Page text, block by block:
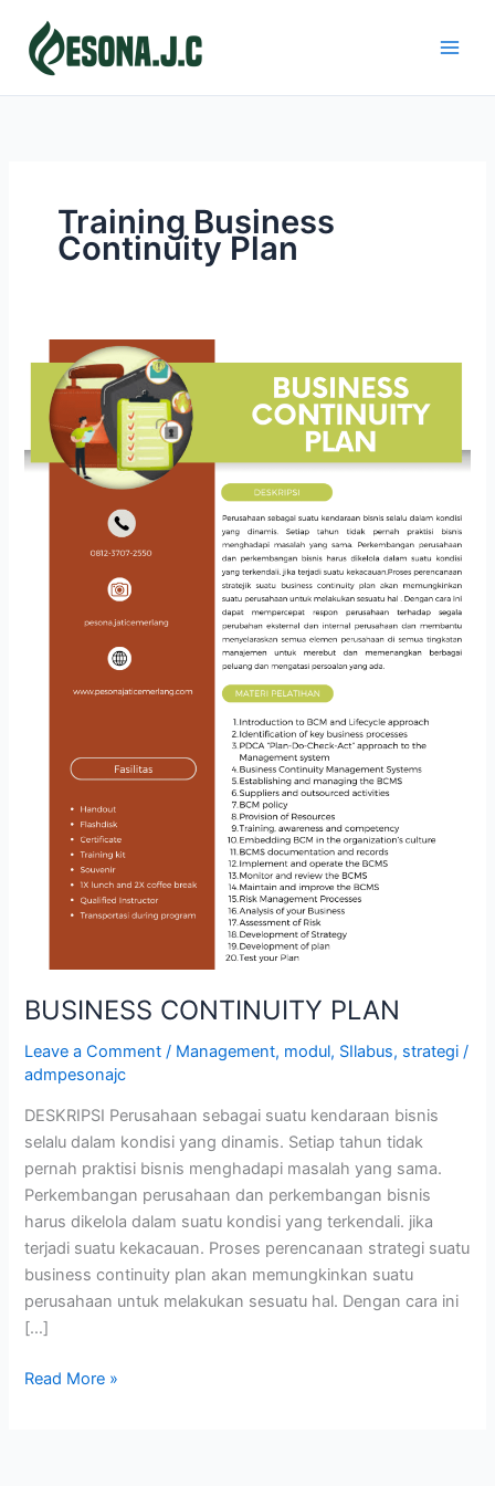
content
Training Business
Continuity Plan
BUSINESS CONTINUITY PLAN
Leave a Comment / Management, modul, SIlabus, strategi /
admpesonajc
DESKRIPSI Perusahaan sebagai suatu kendaraan bisnis
selalu dalam kondisi yang dinamis. Setiap tahun tidak
pernah praktisi bisnis menghadapi masalah yang sama.
Perkembangan perusahaan dan perkembangan bisnis
harus dikelola dalam suatu kondisi yang terkendali. jika
terjadi suatu kekacauan. Proses perencanaan strategi suatu
business continuity plan akan memungkinkan suatu
perusahaan untuk melakukan sesuatu hal. Dengan cara ini
[…]
BUSINESS
CONTINUITY
PLAN
Read More »